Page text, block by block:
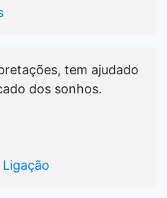
tem ajudado
dos sonhos.